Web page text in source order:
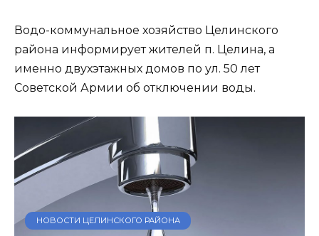
Водо-коммунальное хозяйство Целинского
района информирует жителей п. Целина, а
именно двухэтажных домов по ул. 50 лет
Советской Армии об отключении воды.
НОВОСТИ ЦЕЛИНСКОГО РАЙОНА